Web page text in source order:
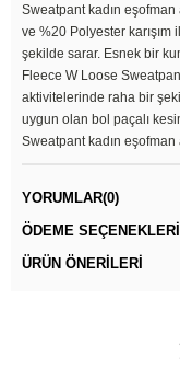
Sweatpant kadın
ve %20 Polyester
şekilde sarar. Esnek bir
Fleece W Loose
aktivitelerinde raha bir
uygun olan bol paçalı
Sweatpant kadın
YORUMLAR(0)
ÖDEME SEÇENEKLERI
ÜRÜN ÖNERILERI